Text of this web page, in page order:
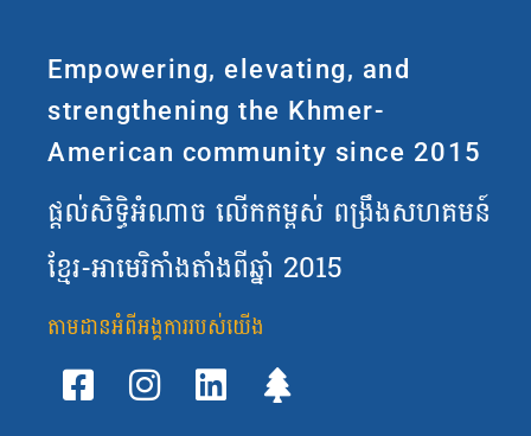
Empowering, elevating, and
strengthening the Khmer-
American community since 2015
ផ្តល់សិទ្ធិអំណាច លើកកម្ពស់ ពង្រឹងសហគមន៍
ខ្មែរ-អាមេរិកាំងតាំងពីឆ្នាំ 2015
តាមដានឣំពីអង្គការ​របស់យើង
F
a
I
n
L
i
T
r
e